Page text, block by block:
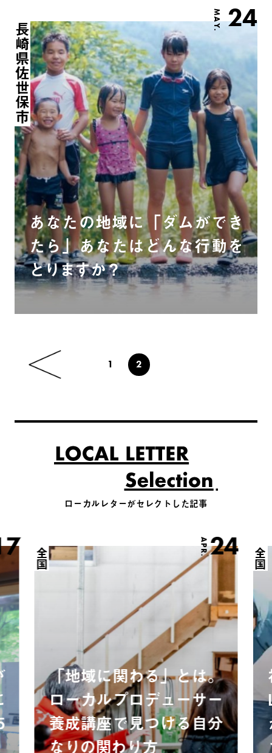
MAY. 24
長崎県佐世保市
あなたの地域に「ダムができ
たら」あなたはどんな行動を
とりますか？
1 2
ローカルレターがセレクトした記事
APR.24
全国
「地域に関わる」とは。
ローカルプロデューサー
養成講座で見つける自分
なりの関わり方
全国